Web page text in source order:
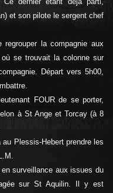
et son pilote le sergent chef
regrouper la compagnie aux
se trouvait la colonne sur
Départ vers 5h00,
FOUR de se porter,
à St Ange et Torcay (à 8
Plessis-Hebert prendre les
surveillance aux issues du
sur St Aquilin. Il y est